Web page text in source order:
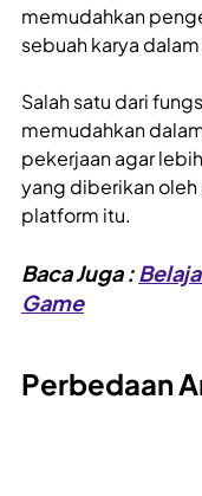
memudahkan
sebuah karya
Salah satu dari
memudahkan
pekerjaan agar
yang diberikan
platform itu.
Baca Juga :
Game
Perbedaan